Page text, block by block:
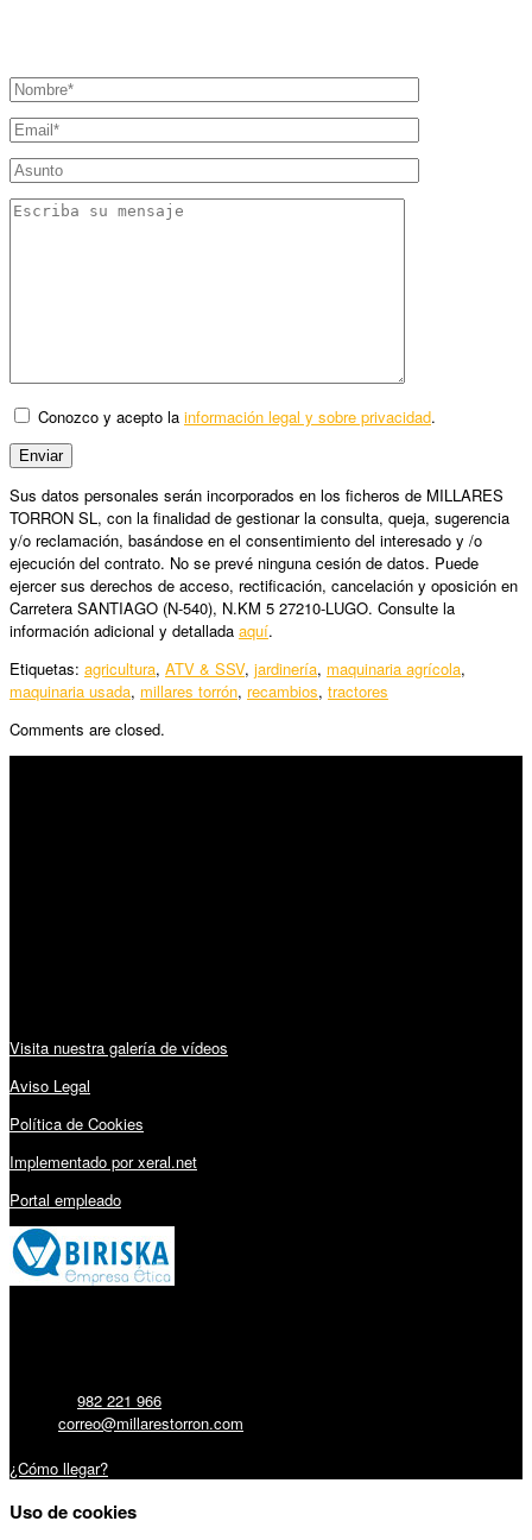
Conozco y acepto la información legal y sobre privacidad.
Sus datos personales serán incorporados en los ficheros de MILLARES
TORRON SL, con la finalidad de gestionar la consulta, queja, sugerencia
y/o reclamación, basándose en el consentimiento del interesado y /o
ejecución del contrato. No se prevé ninguna cesión de datos. Puede
ejercer sus derechos de acceso, rectificación, cancelación y oposición en
Carretera SANTIAGO (N-540), N.KM 5 27210-LUGO. Consulte la
información adicional y detallada aquí.
Etiquetas: agricultura, ATV & SSV, jardinería, maquinaria agrícola,
maquinaria usada, millares torrón, recambios, tractores
Comments are closed.
Visita nuestra galería de vídeos
Aviso Legal
Política de Cookies
Implementado por xeral.net
Portal empleado
982 221 966
correo@millarestorron.com
¿Cómo llegar?
Uso de cookies